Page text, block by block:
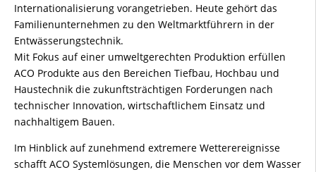
Internationalisierung vorangetrieben. Heute gehört das
Familienunternehmen zu den Weltmarktführern in der
Entwässerungstechnik.
Mit Fokus auf einer umweltgerechten Produktion erfüllen
ACO Produkte aus den Bereichen Tiefbau, Hochbau und
Haustechnik die zukunftsträchtigen Forderungen nach
technischer Innovation, wirtschaftlichem Einsatz und
nachhaltigem Bauen.
Im Hinblick auf zunehmend extremere Wetterereignisse
schafft ACO Systemlösungen, die Menschen vor dem Wasser